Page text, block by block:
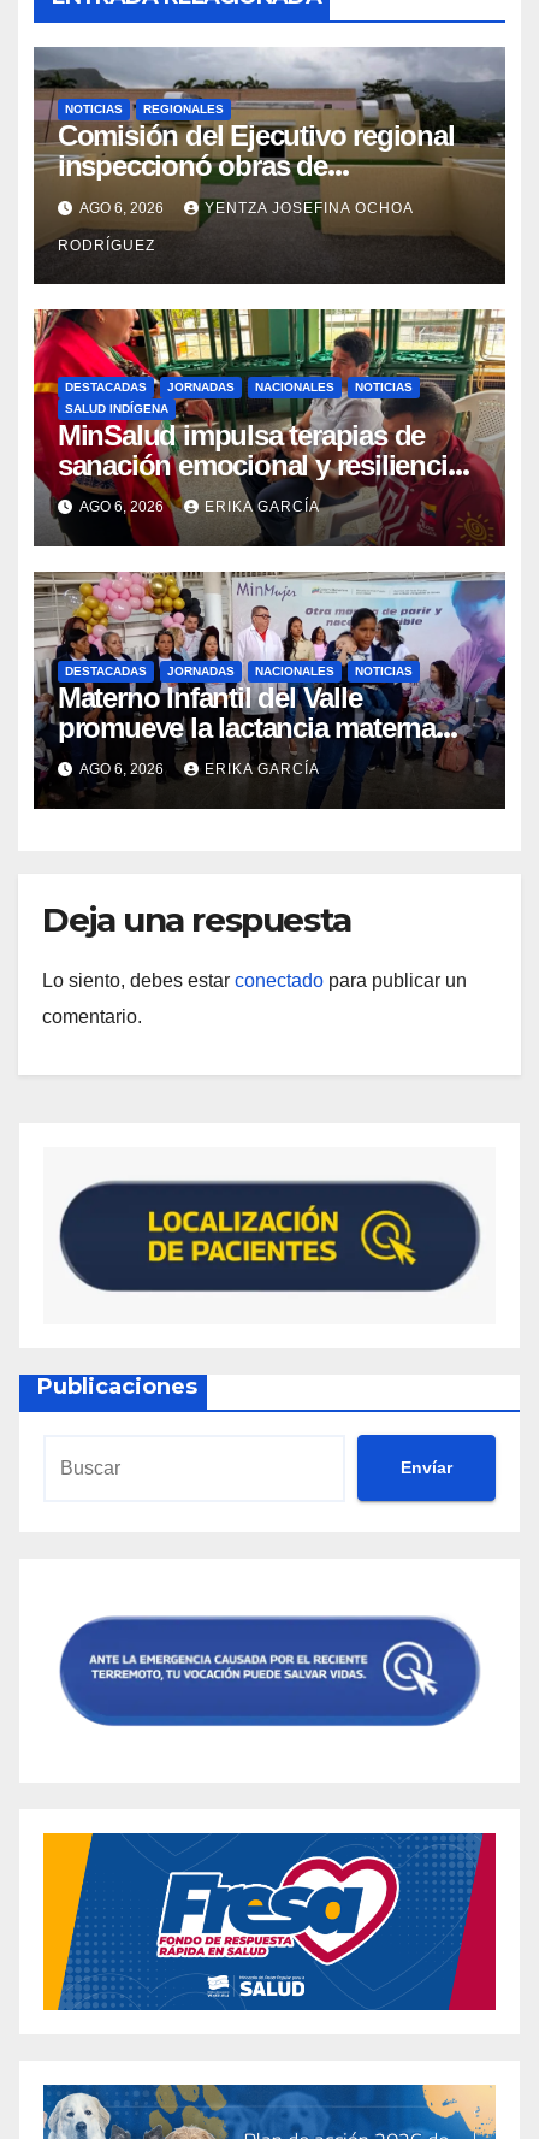
NOTICIAS REGIONALES
Comisión del Ejecutivo regional
inspeccionó obras de
recuperación en la Maternidad
Integral Aragua
AGO 6, 2026 YENTZA JOSEFINA OCHOA
RODRÍGUEZ
DESTACADAS JORNADAS NACIONALES
NOTICIAS
SALUD INDÍGENA
MinSalud impulsa terapias de
sanación emocional y resiliencia
post-sismo junto a comunidades
indígenas en Caracas
AGO 6, 2026 ERIKA GARCÍA
DESTACADAS JORNADAS NACIONALES NOTICIAS
Materno Infantil del Valle
promueve la lactancia materna
como un inicio sostenible para la
vida
AGO 6, 2026 ERIKA GARCÍA
Deja una respuesta
Lo siento, debes estar conectado para publicar un
comentario.
Publicaciones
Envíar